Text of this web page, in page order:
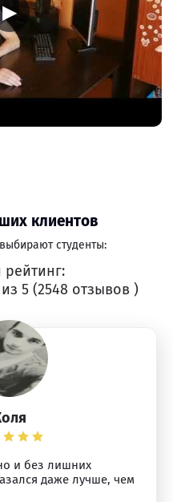
▶
клиентов
студенты:
5 (2548 отзывов )
и без лишних
даже лучше, чем